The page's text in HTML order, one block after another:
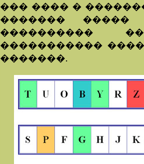
��� ���� �
�������
����������
�����������
�������.